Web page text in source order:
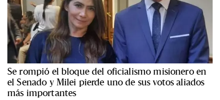
Se rompió el bloque del oficialismo misionero en
el Senado y Milei pierde uno de sus votos aliados
más importantes